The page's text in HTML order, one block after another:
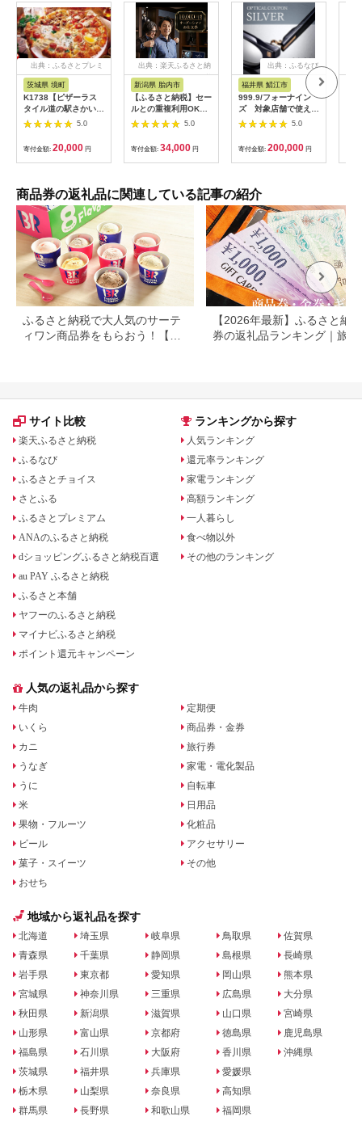
出典：ふるさとプレミ
アム
茨城県 境町
K1738【ピザーラス
タイル道の駅さかい店
限定】ピザーラ利用券
(6,000円相当)
5.0
寄付金額: 20,000 円
出典：楽天ふるさと納
税
新潟県 胎内市
【ふるさと納税】セー
ルとの重複利用OK
10,000円相当オーダ
ーシャツお仕立券【ビ
ッグヴィジョン】
5.0
寄付金額: 34,000 円
出典：ふるなび
福井県 鯖江市
999.9/フォーナイン
ズ 対象店舗で使える
眼鏡引換券（6万円相
当）Silver np m [N-
5.0
寄付金額: 200,000 円
商品券の返礼品に関連している記事の紹介
ふるさと納税で大人気のサーテ
ィワン商品券をもらおう！【静
【2026年最新】ふるさと納
券の返礼品ランキング｜旅行
サイト比較
楽天ふるさと納税
ふるなび
ふるさとチョイス
さとふる
ふるさとプレミアム
ANAのふるさと納税
dショッピングふるさと納税百選
au PAY ふるさと納税
ふるさと本舗
ヤフーのふるさと納税
マイナビふるさと納税
ポイント還元キャンペーン
ランキングから探す
人気ランキング
還元率ランキング
家電ランキング
高額ランキング
一人暮らし
食べ物以外
その他のランキング
人気の返礼品から探す
牛肉
いくら
カニ
うなぎ
うに
米
果物・フルーツ
ビール
菓子・スイーツ
おせち
定期便
商品券・金券
旅行券
家電・電化製品
自転車
日用品
化粧品
アクセサリー
その他
地域から返礼品を探す
北海道
青森県
岩手県
宮城県
秋田県
山形県
福島県
茨城県
栃木県
群馬県
埼玉県
千葉県
東京都
神奈川県
新潟県
富山県
石川県
福井県
山梨県
長野県
岐阜県
静岡県
愛知県
三重県
滋賀県
京都府
大阪府
兵庫県
奈良県
和歌山県
鳥取県
島根県
岡山県
広島県
山口県
徳島県
香川県
愛媛県
高知県
福岡県
佐賀県
長崎県
熊本県
大分県
宮崎県
鹿児島県
沖縄県